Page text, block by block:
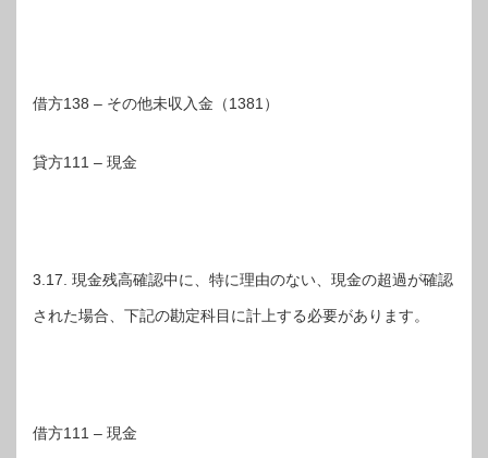
借方138 – その他未収入金（1381）
貸方111 – 現金
3.17. 現金残高確認中に、特に理由のない、現金の超過が確認
された場合、下記の勘定科目に計上する必要があります。
借方111 – 現金